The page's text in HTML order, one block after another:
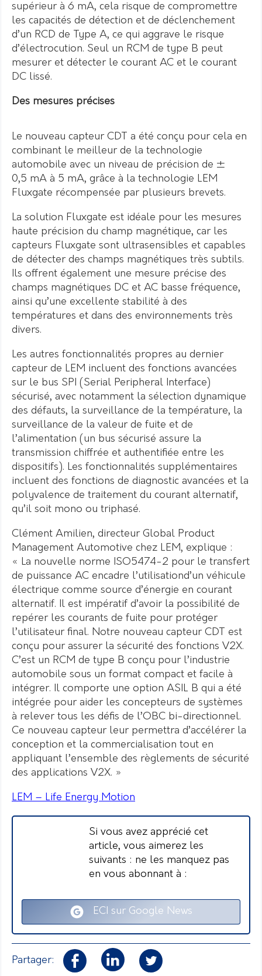
supérieur à 6 mA, cela risque de compromettre
les capacités de détection et de déclenchement
d’un RCD de Type A, ce qui aggrave le risque
d’électrocution. Seul un RCM de type B peut
mesurer et détecter le courant AC et le courant
DC lissé.
Des mesures précises
Le nouveau capteur CDT a été conçu pour cela en
combinant le meilleur de la technologie
automobile avec un niveau de précision de ±
0,5 mA à 5 mA, grâce à la technologie LEM
Fluxgate récompensée par plusieurs brevets.
La solution Fluxgate est idéale pour les mesures
haute précision du champ magnétique, car les
capteurs Fluxgate sont ultrasensibles et capables
de détecter des champs magnétiques très subtils.
Ils offrent également une mesure précise des
champs magnétiques DC et AC basse fréquence,
ainsi qu’une excellente stabilité à des
températures et dans des environnements très
divers.
Les autres fonctionnalités propres au dernier
capteur de LEM incluent des fonctions avancées
sur le bus SPI (Serial Peripheral Interface)
sécurisé, avec notamment la sélection dynamique
des défauts, la surveillance de la température, la
surveillance de la valeur de fuite et de
l’alimentation (un bus sécurisé assure la
transmission chiffrée et authentifiée entre les
dispositifs). Les fonctionnalités supplémentaires
incluent des fonctions de diagnostic avancées et la
polyvalence de traitement du courant alternatif,
qu’il soit mono ou triphasé.
Clément Amilien, directeur Global Product
Management Automotive chez LEM, explique :
« La nouvelle norme ISO5474-2 pour le transfert
de puissance AC encadre l’utilisationd’un véhicule
électrique comme source d’énergie en courant
alternatif. Il est impératif d’avoir la possibilité de
repérer les courants de fuite pour protéger
l’utilisateur final. Notre nouveau capteur CDT est
conçu pour assurer la sécurité des fonctions V2X.
C’est un RCM de type B conçu pour l’industrie
automobile sous un format compact et facile à
intégrer. Il comporte une option ASIL B qui a été
intégrée pour aider les concepteurs de systèmes
à relever tous les défis de l’OBC bi-directionnel.
Ce nouveau capteur leur permettra d’accélérer la
conception et la commercialisation tout en
appliquant l’ensemble des règlements de sécurité
des applications V2X. »
LEM – Life Energy Motion
Si vous avez apprécié cet
article, vous aimerez les
suivants : ne les manquez pas
en vous abonnant à :
ECI sur Google News
Partager: